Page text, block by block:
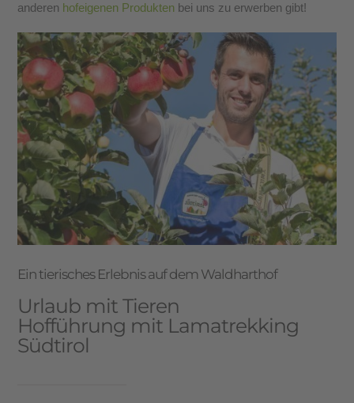
anderen hofeigenen Produkten bei uns zu erwerben gibt!
Ein tierisches Erlebnis auf dem Waldharthof
Urlaub mit Tieren
Hofführung mit Lamatrekking
Südtirol